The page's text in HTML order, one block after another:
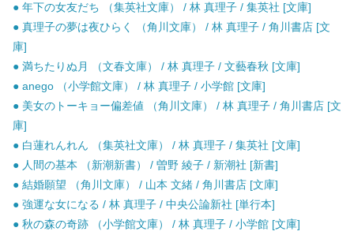
● 年下の女友だち （集英社文庫） / 林 真理子 / 集英社 [文庫]
● 真理子の夢は夜ひらく （角川文庫） / 林 真理子 / 角川書店 [文
庫]
● 満ちたりぬ月 （文春文庫） / 林 真理子 / 文藝春秋 [文庫]
● anego （小学館文庫） / 林 真理子 / 小学館 [文庫]
● 美女のトーキョー偏差値 （角川文庫） / 林 真理子 / 角川書店 [文
庫]
● 白蓮れんれん （集英社文庫） / 林 真理子 / 集英社 [文庫]
● 人間の基本 （新潮新書） / 曽野 綾子 / 新潮社 [新書]
● 結婚願望 （角川文庫） / 山本 文緒 / 角川書店 [文庫]
● 強運な女になる / 林 真理子 / 中央公論新社 [単行本]
● 秋の森の奇跡 （小学館文庫） / 林 真理子 / 小学館 [文庫]